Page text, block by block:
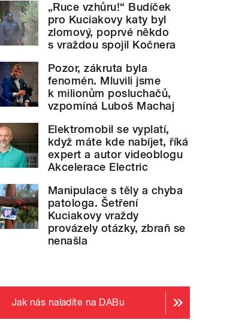
„Ruce vzhůru!“ Budíček
pro Kuciakovy katy byl
zlomový, poprvé někdo
s vraždou spojil Kočnera
Pozor, zákruta byla
fenomén. Mluvili jsme
k milionům posluchačů,
vzpomíná Luboš Machaj
Elektromobil se vyplatí,
když máte kde nabíjet, říká
expert a autor videoblogu
Akcelerace Electric
Manipulace s těly a chyba
patologa. Šetření
Kuciakovy vraždy
provázely otázky, zbraň se
nenašla
Jak nás naladíte na DABu